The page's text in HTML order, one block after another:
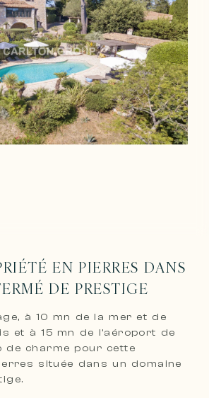
EN PIERRES DANS
DE PRESTIGE
à 10 mn de la mer et de
et à 15 mn de l’aéroport de
de charme pour cette
située dans un domaine